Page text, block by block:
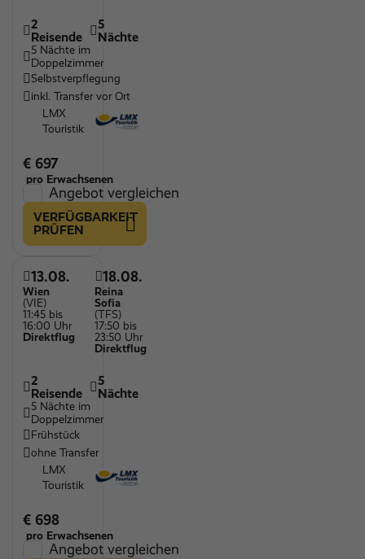
2
Reisende
5
Nächte
5 Nächte im
Doppelzimmer
Selbstverpflegung
inkl. Transfer vor Ort
LMX
Touristik
€ 697
pro Erwachsenen
Angebot vergleichen
VERFÜGBARKEIT
PRÜFEN
13.08.
Wien
(VIE)
11:45 bis
16:00 Uhr
Direktflug
18.08.
Reina
Sofia
(TFS)
17:50 bis
23:50 Uhr
Direktflug
2
Reisende
5
Nächte
5 Nächte im
Doppelzimmer
Frühstück
ohne Transfer
LMX
Touristik
€ 698
pro Erwachsenen
Angebot vergleichen